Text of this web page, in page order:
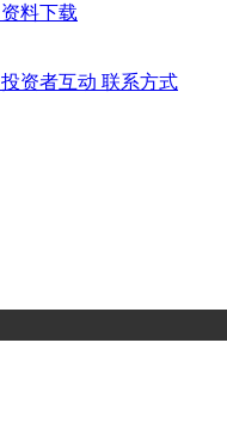
资料下载
投资者互动 联系方式